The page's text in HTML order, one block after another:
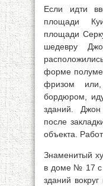
Если идти
площади
площади
шедевру
форме
фризом
бордюром,
зданий.
после
объекта.
Знаменитый
в доме № 17 с
зданий